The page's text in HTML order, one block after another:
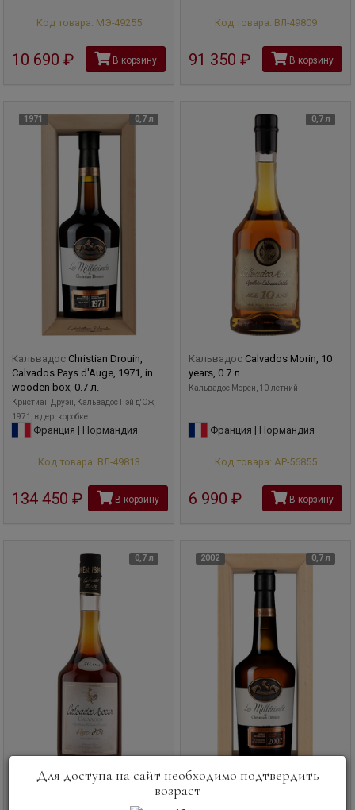
Код товара: МЭ-49255
10 690 рубВ корзину
Код товара: ВЛ-49809
91 350 рубВ корзину
1971 0,7 л
Кальвадос Christian Drouin,
Calvados Pays d'Auge, 1971, in
wooden box, 0.7 л.
Кристиан Друэн, Кальвадос Пэй д'Ож,
1971, в дер. коробке
Франция | Нормандия
Код товара: ВЛ-49813
134 450 рубВ корзину
0,7 л
Кальвадос Calvados Morin, 10
years, 0.7 л.
Кальвадос Морен, 10-летний
Франция | Нормандия
Код товара: АР-56855
6 990 руб В корзину
0,7 л
Calvados Morin, Age
2002 0,7 л
Кальвадос
Для доступа на сайт необходимо подтвердить
возраст